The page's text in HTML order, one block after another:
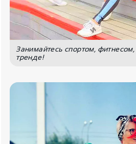
Занимайтесь спортом,
тренде!